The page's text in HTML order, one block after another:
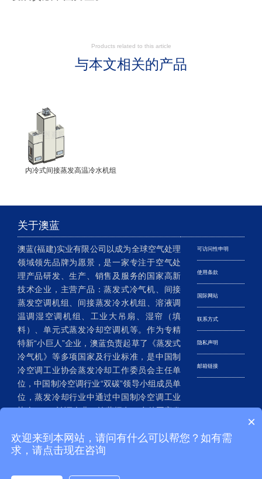
Products related to this article
与本文相关的产品
内冷式间接蒸发高温冷水机组
关于澳蓝
澳蓝(福建)实业有限公司以成为全球空气处理
领域领先品牌为愿景，是一家专注于空气处
理产品研发、生产、销售及服务的国家高新
技术企业，主营产品：蒸发式冷气机、间接
蒸发空调机组、间接蒸发冷水机组、溶液调
温调湿空调机组、工业大吊扇、湿帘（填
料）、单元式蒸发冷却空调机等。作为专精
特新“小巨人”企业，澳蓝负责起草了《蒸发式
冷气机》等多项国家及行业标准，是中国制
冷空调工业协会蒸发冷却工作委员会主任单
位，中国制冷空调行业“双碳”领导小组成员单
位，蒸发冷却行业中通过中国制冷空调工业
协会CRAA认证企业。澳蓝拥有20多件国家发
已成为我国蒸发冷却空调行业的老牌企
业……
可访问性申明
使用条款
国际网站
联系方式
隐私声明
邮箱链接
×
欢迎来到本网站，请问有什么可以帮您？如有需
求，请点击现在咨询